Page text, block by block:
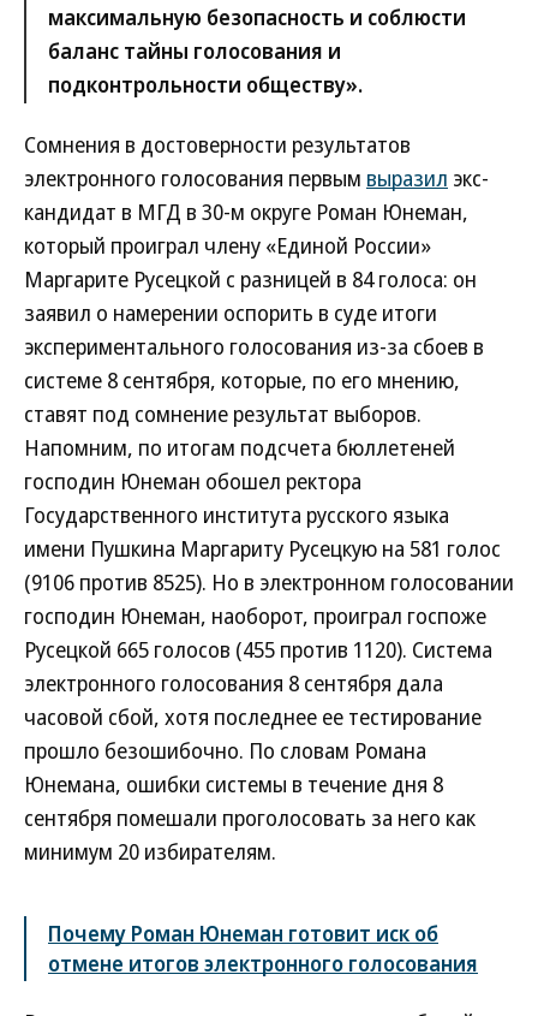
максимальную безопасность и соблюсти
баланс тайны голосования и
подконтрольности обществу».
Сомнения в достоверности результатов
электронного голосования первым выразил экс-
кандидат в МГД в 30-м округе Роман Юнеман,
который проиграл члену «Единой России»
Маргарите Русецкой с разницей в 84 голоса: он
заявил о намерении оспорить в суде итоги
экспериментального голосования из-за сбоев в
системе 8 сентября, которые, по его мнению,
ставят под сомнение результат выборов.
Напомним, по итогам подсчета бюллетеней
господин Юнеман обошел ректора
Государственного института русского языка
имени Пушкина Маргариту Русецкую на 581 голос
(9106 против 8525). Но в электронном голосовании
господин Юнеман, наоборот, проиграл госпоже
Русецкой 665 голосов (455 против 1120). Система
электронного голосования 8 сентября дала
часовой сбой, хотя последнее ее тестирование
прошло безошибочно. По словам Романа
Юнемана, ошибки системы в течение дня 8
сентября помешали проголосовать за него как
минимум 20 избирателям.
Почему Роман Юнеман готовит иск об
отмене итогов электронного голосования